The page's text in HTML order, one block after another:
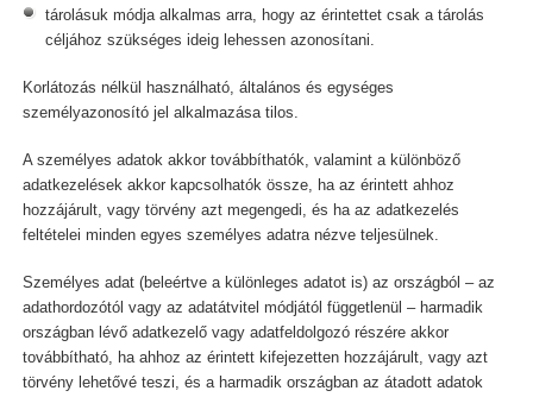
tárolásuk módja alkalmas arra, hogy az érintettet csak a tárolás
céljához szükséges ideig lehessen azonosítani.
Korlátozás nélkül használható, általános és egységes
személyazonosító jel alkalmazása tilos.
A személyes adatok akkor továbbíthatók, valamint a különböző
adatkezelések akkor kapcsolhatók össze, ha az érintett ahhoz
hozzájárult, vagy törvény azt megengedi, és ha az adatkezelés
feltételei minden egyes személyes adatra nézve teljesülnek.
Személyes adat (beleértve a különleges adatot is) az országból – az
adathordozótól vagy az adatátvitel módjától függetlenül – harmadik
országban lévő adatkezelő vagy adatfeldolgozó részére akkor
továbbítható, ha ahhoz az érintett kifejezetten hozzájárult, vagy azt
törvény lehetővé teszi, és a harmadik országban az átadott adatok